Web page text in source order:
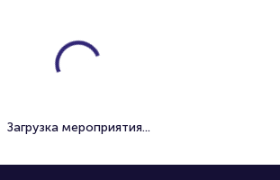
Загрузка мероприятия...